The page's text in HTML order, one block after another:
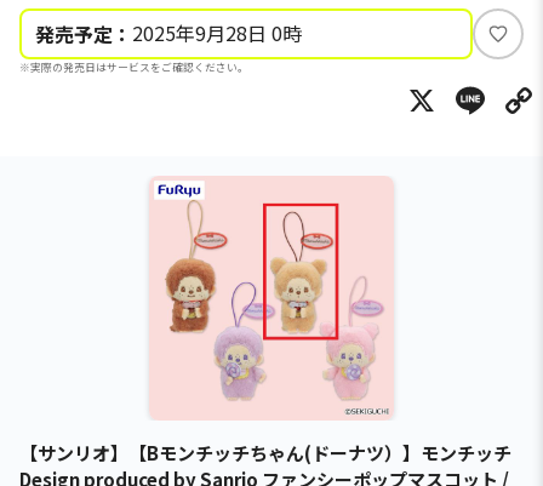
発売予定： 2025年9月28日 0時
※実際の発売日はサービスをご確認ください。
い
ね
X
【サンリオ】【Bモンチッチちゃん(ドーナツ）】モンチッチ
Design produced by Sanrio ファンシーポップマスコット /